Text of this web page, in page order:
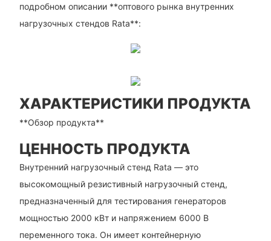
подробном описании **оптового рынка внутренних
нагрузочных стендов Rata**:
ХАРАКТЕРИСТИКИ ПРОДУКТА
**Обзор продукта**
ЦЕННОСТЬ ПРОДУКТА
Внутренний нагрузочный стенд Rata — это
высокомощный резистивный нагрузочный стенд,
предназначенный для тестирования генераторов
мощностью 2000 кВт и напряжением 6000 В
переменного тока. Он имеет контейнерную